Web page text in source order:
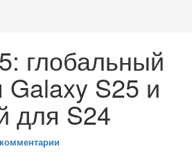
глобальный
Galaxy S25 и
для S24
комментарии